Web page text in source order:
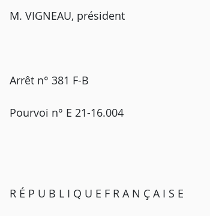
M. VIGNEAU, président
Arrêt n° 381 F-B
Pourvoi n° E 21-16.004
R É P U B L I Q U E F R A N Ç A I S E